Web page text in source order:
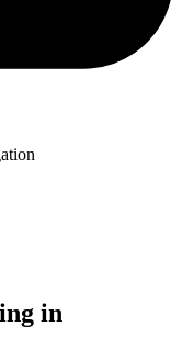
in